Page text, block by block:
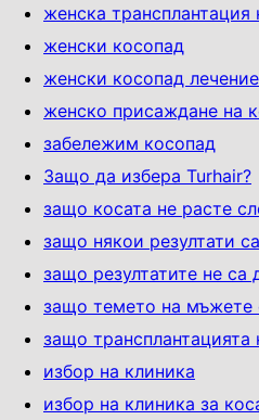
женска трансплантация
женски косопад
женски косопад лечение
женско присаждане на
забележим косопад
Защо да избера Turhair?
защо косата не расте
защо някои резултати
защо резултатите не са
защо темето на мъжете
защо трансплантацията
избор на клиника
избор на клиника за